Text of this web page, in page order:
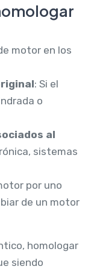
motor en los
: Si el
o
al
sistemas
por uno
de un motor
homologar
siendo